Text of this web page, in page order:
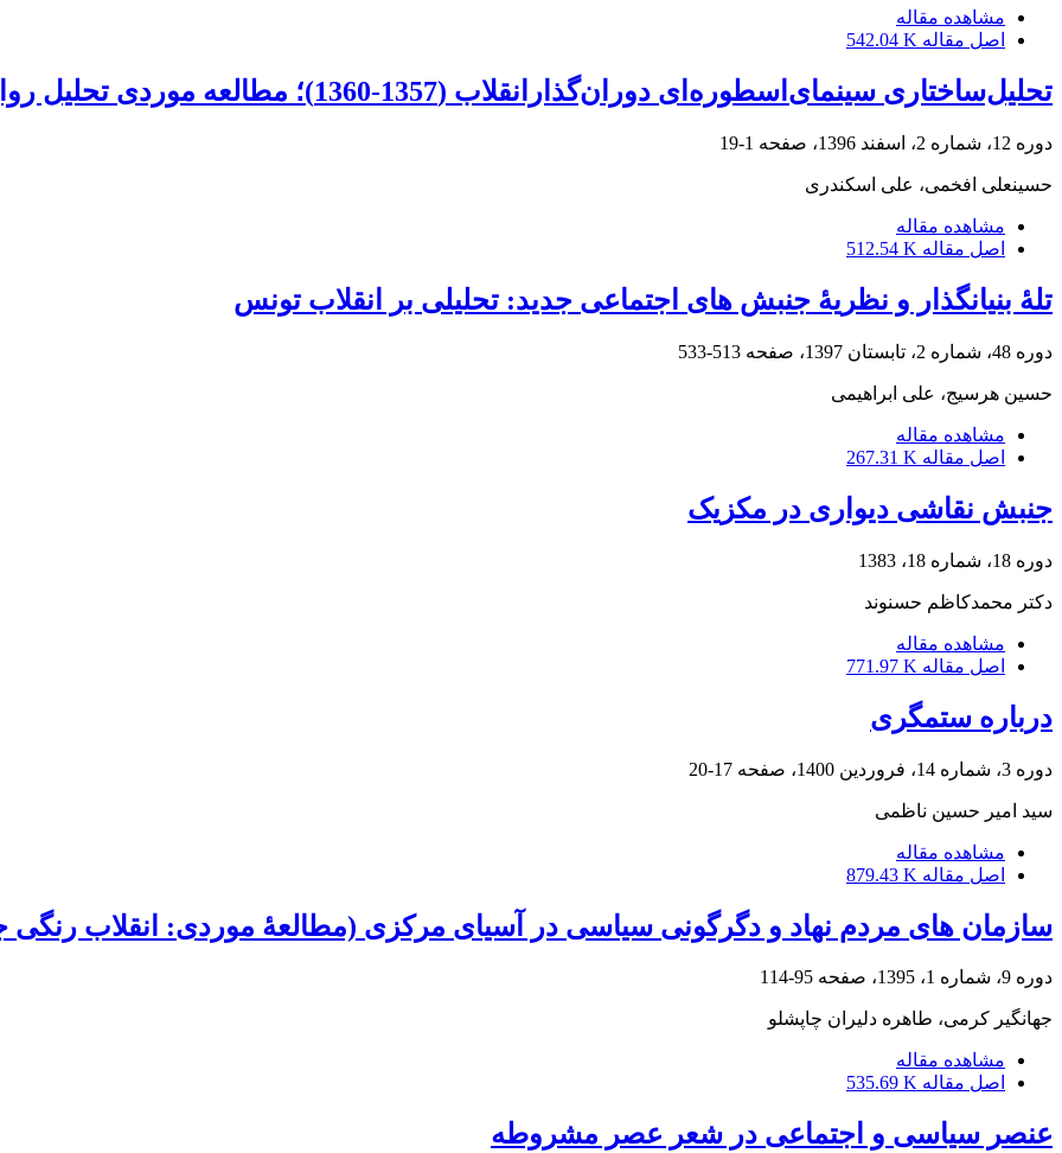
مشاهده مقاله
اصل مقاله 542.04 K
تحلیل‌ساختاری ‌سینمای‌اسطوره‌ای ‌دوران‌گذار‌انقلاب (1357-1360)؛ مطالعه موردی تحلیل روایت فیلم‌ «خونبارش»
دوره 12، شماره 2، اسفند 1396، صفحه 1-19
حسینعلی افخمی، علی اسکندری
مشاهده مقاله
اصل مقاله 512.54 K
تلۀ بنیانگذار و نظریۀ جنبش های اجتماعی جدید: تحلیلی بر انقلاب تونس
دوره 48، شماره 2، تابستان 1397، صفحه 513-533
حسین هرسیج، علی ابراهیمی
مشاهده مقاله
اصل مقاله 267.31 K
جنبش نقاشی دیواری در مکزیک
دوره 18، شماره 18، 1383
دکتر محمدکاظم حسنوند
مشاهده مقاله
اصل مقاله 771.97 K
درباره ستمگری
دوره 3، شماره 14، فروردین 1400، صفحه 17-20
سید امیر حسین ناظمی
مشاهده مقاله
اصل مقاله 879.43 K
سازمان های مردم نهاد و دگرگونی سیاسی در آسیای مرکزی (مطالعۀ موردی: انقلاب رنگی
دوره 9، شماره 1، 1395، صفحه 95-114
جهانگیر کرمی، طاهره دلیران چاپشلو
مشاهده مقاله
اصل مقاله 535.69 K
عنصر سیاسی و اجتماعی در شعر عصر مشروطه